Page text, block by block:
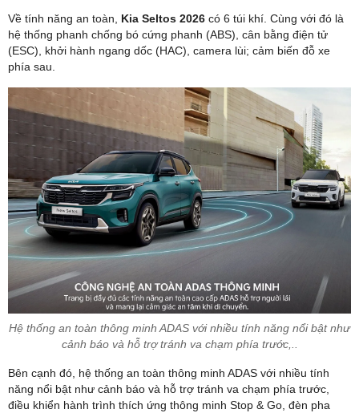
Về tính năng an toàn, Kia Seltos 2026 có 6 túi khí. Cùng với đó là
hệ thống phanh chống bó cứng phanh (ABS), cân bằng điện tử
(ESC), khởi hành ngang dốc (HAC), camera lùi; cảm biến đỗ xe
phía sau.
Hệ thống an toàn thông minh ADAS với nhiều tính năng nổi bật như
cảnh báo và hỗ trợ tránh va chạm phía trước,..
Bên cạnh đó, hệ thống an toàn thông minh ADAS với nhiều tính
năng nổi bật như cảnh báo và hỗ trợ tránh va chạm phía trước,
điều khiển hành trình thích ứng thông minh Stop & Go, đèn pha